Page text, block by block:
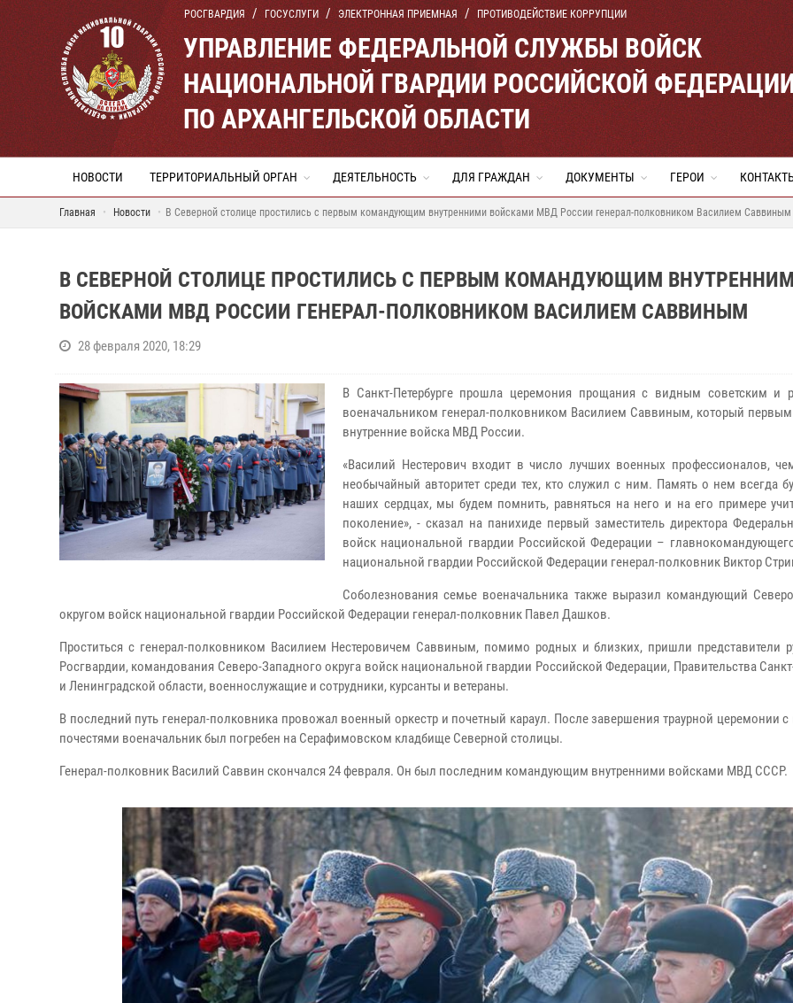
РОСГВАРДИЯ ГОСУСЛУГИ ЭЛЕКТРОННАЯ ПРИЕМНАЯ ПРОТИВОДЕЙСТВИЕ КОРРУПЦИИ
УПРАВЛЕНИЕ ФЕДЕРАЛЬНОЙ СЛУЖБЫ ВОЙСК
НАЦИОНАЛЬНОЙ ГВАРДИИ РОССИЙСКОЙ
ПО АРХАНГЕЛЬСКОЙ ОБЛАСТИ
НОВОСТИ ТЕРРИТОРИАЛЬНЫЙ ОРГАН ДЕЯТЕЛЬНОСТЬ ДЛЯ ГРАЖДАН ДОКУМЕНТЫ ГЕРОИ
Главная Новости В Северной столице простились с первым командующим внутренними войсками МВД России генерал-полковником Василием Саввиным
В СЕВЕРНОЙ СТОЛИЦЕ ПРОСТИЛИСЬ С ПЕРВЫМ КОМАНДУЮЩИМ
ВОЙСКАМИ МВД РОССИИ ГЕНЕРАЛ-ПОЛКОВНИКОМ ВАСИЛИЕМ САВВИНЫМ
28 февраля 2020, 18:29
В Санкт-Петербурге прошла церемония прощания с видным советским и
военачальником генерал-полковником Василием Саввиным, который
внутренние войска МВД России.
«Василий Нестерович входит в число лучших военных профессионалов,
необычайный авторитет среди тех, кто служил с ним. Память о нем всегда
наших сердцах, мы будем помнить, равняться на него и на его примере
поколение», - сказал на панихиде первый заместитель директора
войск национальной гвардии Российской Федерации –
национальной гвардии Российской Федерации генерал-полковник Виктор
Соболезнования семье военачальника также выразил командующий
округом войск национальной гвардии Российской Федерации генерал-полковник Павел Дашков.
Проститься с генерал-полковником Василием Нестеровичем Саввиным, помимо родных и близких, пришли представители
Росгвардии, командования Северо-Западного округа войск национальной гвардии Российской Федерации, Правительства
и Ленинградской области, военнослужащие и сотрудники, курсанты и ветераны.
В последний путь генерал-полковника провожал военный оркестр и почетный караул. После завершения траурной церемонии
почестями военачальник был погребен на Серафимовском кладбище Северной столицы.
Генерал-полковник Василий Саввин скончался 24 февраля. Он был последним командующим внутренними войсками МВД СССР.